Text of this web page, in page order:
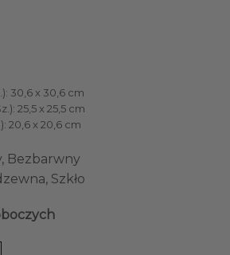
30,6 x 30,6 cm
25,5 x 25,5 cm
20,6 x 20,6 cm
Bezbarwny
Szkło